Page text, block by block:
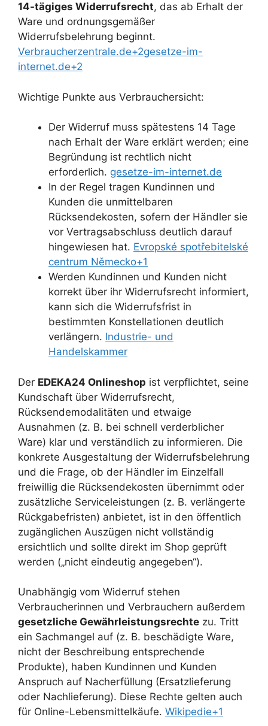
14-tägiges Widerrufsrecht, das ab Erhalt der
Ware und ordnungsgemäßer
Widerrufsbelehrung beginnt.
Verbraucherzentrale.de+2gesetze-im-
internet.de+2
Wichtige Punkte aus Verbrauchersicht:
Der Widerruf muss spätestens 14 Tage
nach Erhalt der Ware erklärt werden; eine
Begründung ist rechtlich nicht
erforderlich. gesetze-im-internet.de
In der Regel tragen Kundinnen und
Kunden die unmittelbaren
Rücksendekosten, sofern der Händler sie
vor Vertragsabschluss deutlich darauf
hingewiesen hat. Evropské spotřebitelské
centrum Německo+1
Werden Kundinnen und Kunden nicht
korrekt über ihr Widerrufsrecht informiert,
kann sich die Widerrufsfrist in
bestimmten Konstellationen deutlich
verlängern. Industrie- und
Handelskammer
Der EDEKA24 Onlineshop ist verpflichtet, seine
Kundschaft über Widerrufsrecht,
Rücksendemodalitäten und etwaige
Ausnahmen (z. B. bei schnell verderblicher
Ware) klar und verständlich zu informieren. Die
konkrete Ausgestaltung der Widerrufsbelehrung
und die Frage, ob der Händler im Einzelfall
freiwillig die Rücksendekosten übernimmt oder
zusätzliche Serviceleistungen (z. B. verlängerte
Rückgabefristen) anbietet, ist in den öffentlich
zugänglichen Auszügen nicht vollständig
ersichtlich und sollte direkt im Shop geprüft
werden („nicht eindeutig angegeben“).
Unabhängig vom Widerruf stehen
Verbraucherinnen und Verbrauchern außerdem
gesetzliche Gewährleistungsrechte zu. Tritt
ein Sachmangel auf (z. B. beschädigte Ware,
nicht der Beschreibung entsprechende
Produkte), haben Kundinnen und Kunden
Anspruch auf Nacherfüllung (Ersatzlieferung
oder Nachlieferung). Diese Rechte gelten auch
für Online-Lebensmittelkäufe. Wikipedie+1